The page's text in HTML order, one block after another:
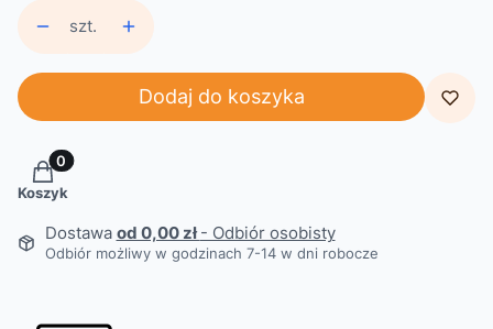
szt.
Dodaj do koszyka
Produkty w koszyku: 0. Zobacz szczegóły
Koszyk
Dostawa od 0,00 zł- Odbiór osobisty
Odbiór możliwy w godzinach 7-14 w dni robocze